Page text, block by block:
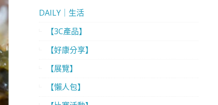
DAILY｜生活
【3C產品】
【好康分享】
【展覽】
【懶人包】